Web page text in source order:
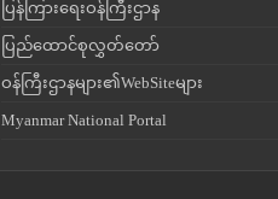
ပြန်ကြားရေးဝန်ကြီးဌာန
ပြည်ထောင်စုလွှတ်တော်
ဝန်ကြီးဌာနများ၏WebSiteများ
Myanmar National Portal